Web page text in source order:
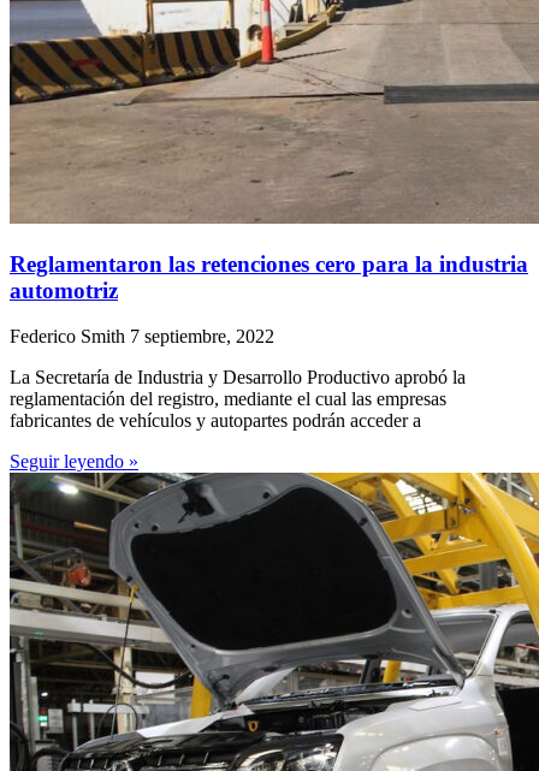
Reglamentaron las retenciones cero para la industria
automotriz
Federico Smith 7 septiembre, 2022
La Secretaría de Industria y Desarrollo Productivo aprobó la
reglamentación del registro, mediante el cual las empresas
fabricantes de vehículos y autopartes podrán acceder a
Seguir leyendo »